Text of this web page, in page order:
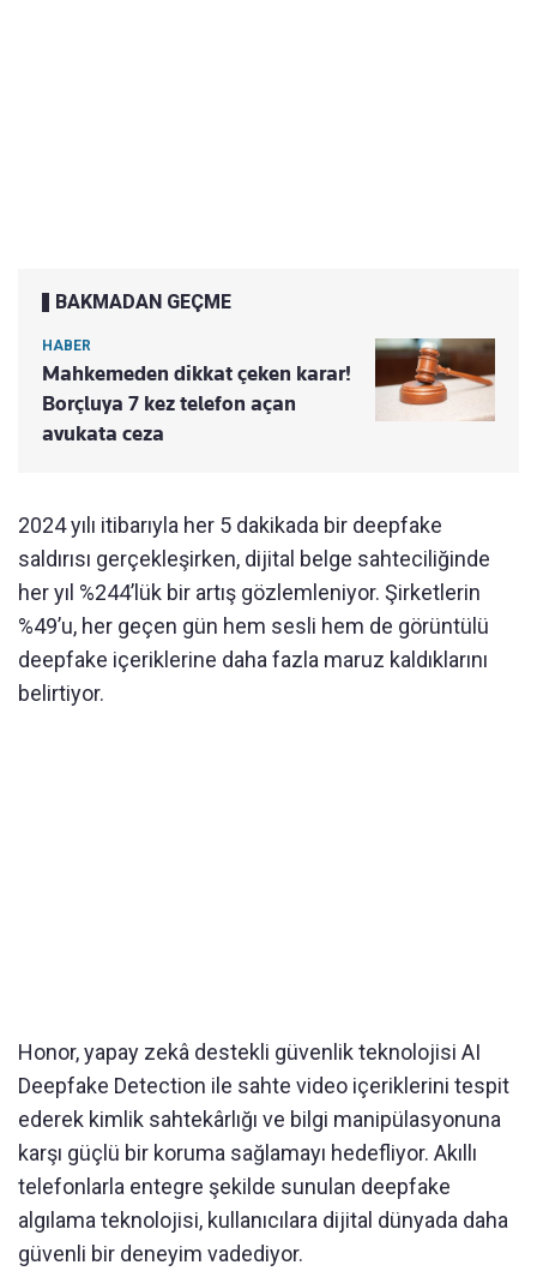
BAKMADAN GEÇME
HABER
Mahkemeden dikkat çeken karar!
Borçluya 7 kez telefon açan
avukata ceza
2024 yılı itibarıyla her 5 dakikada bir deepfake
saldırısı gerçekleşirken, dijital belge sahteciliğinde
her yıl %244’lük bir artış gözlemleniyor. Şirketlerin
%49’u, her geçen gün hem sesli hem de görüntülü
deepfake içeriklerine daha fazla maruz kaldıklarını
belirtiyor.
Honor, yapay zekâ destekli güvenlik teknolojisi AI
Deepfake Detection ile sahte video içeriklerini tespit
ederek kimlik sahtekârlığı ve bilgi manipülasyonuna
karşı güçlü bir koruma sağlamayı hedefliyor. Akıllı
telefonlarla entegre şekilde sunulan deepfake
algılama teknolojisi, kullanıcılara dijital dünyada daha
güvenli bir deneyim vadediyor.